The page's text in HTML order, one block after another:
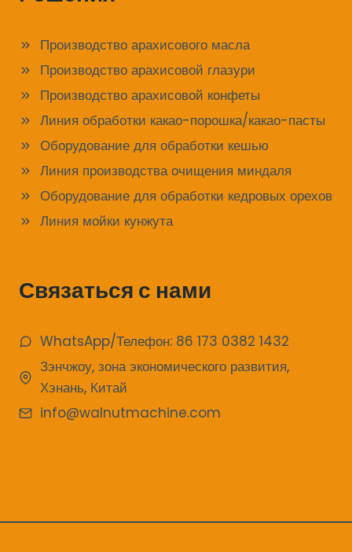
Производство арахисового масла
Производство арахисовой глазури
Производство арахисовой конфеты
Линия обработки какао-порошка/какао-пасты
Оборудование для обработки кешью
Линия производства очищения миндаля
Оборудование для обработки кедровых орехов
Линия мойки кунжута
Связаться с нами
WhatsApp/Телефон: 86 173 0382 1432
Зэнчжоу, зона экономического развития,
Хэнань, Китай
info@walnutmachine.com